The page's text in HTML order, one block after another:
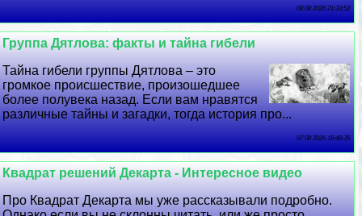
08 08 2026 21:33:52
Группа Дятлова: факты и тайна гибели
Тайна гибели группы Дятлова – это
громкое происшествие, произошедшее
более полувека назад. Если вам нравятся
различные тайны и загадки, тогда история про...
07 08 2026 16:48:35
Квадрат решений Декарта - Интересное видео
Про Квадрат Декарта мы уже рассказывали подробно.